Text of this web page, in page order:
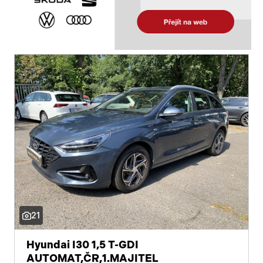
21
Hyundai I30 1,5 T-GDI
AUTOMAT,ČR,1.MAJITEL